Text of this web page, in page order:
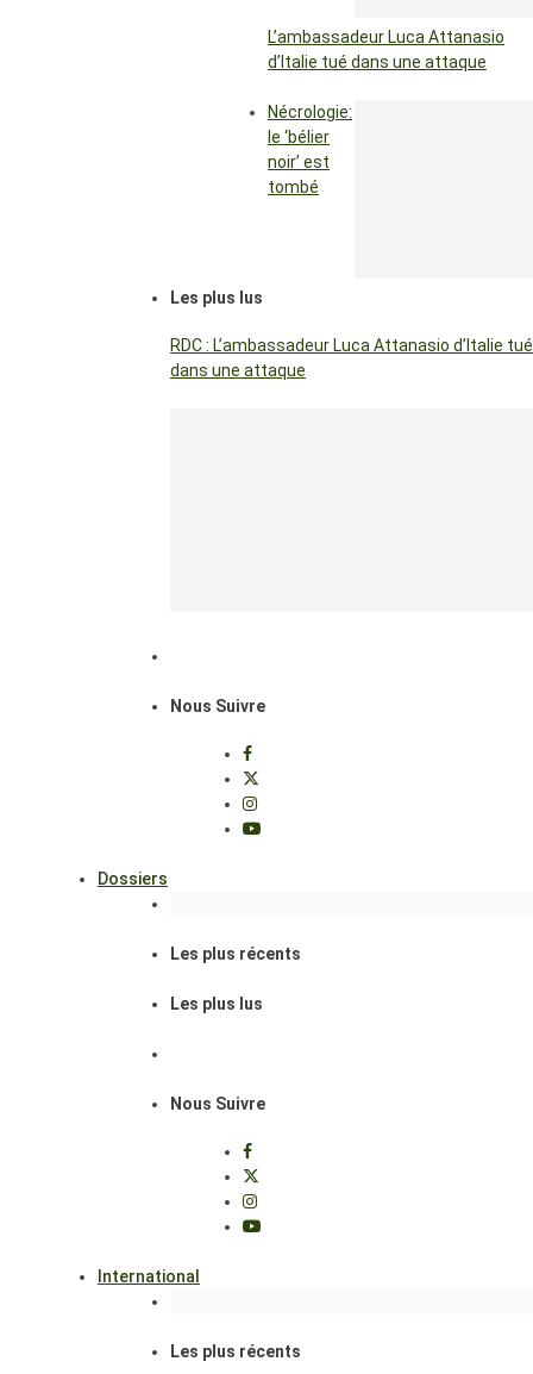
L’ambassadeur Luca Attanasio
d’Italie tué dans une attaque
Nécrologie:
le ‘bélier
noir’ est
tombé
Les plus lus
RDC : L’ambassadeur Luca Attanasio d’Italie tué
dans une attaque
Nous Suivre
Dossiers
Les plus récents
Les plus lus
Nous Suivre
International
Les plus récents